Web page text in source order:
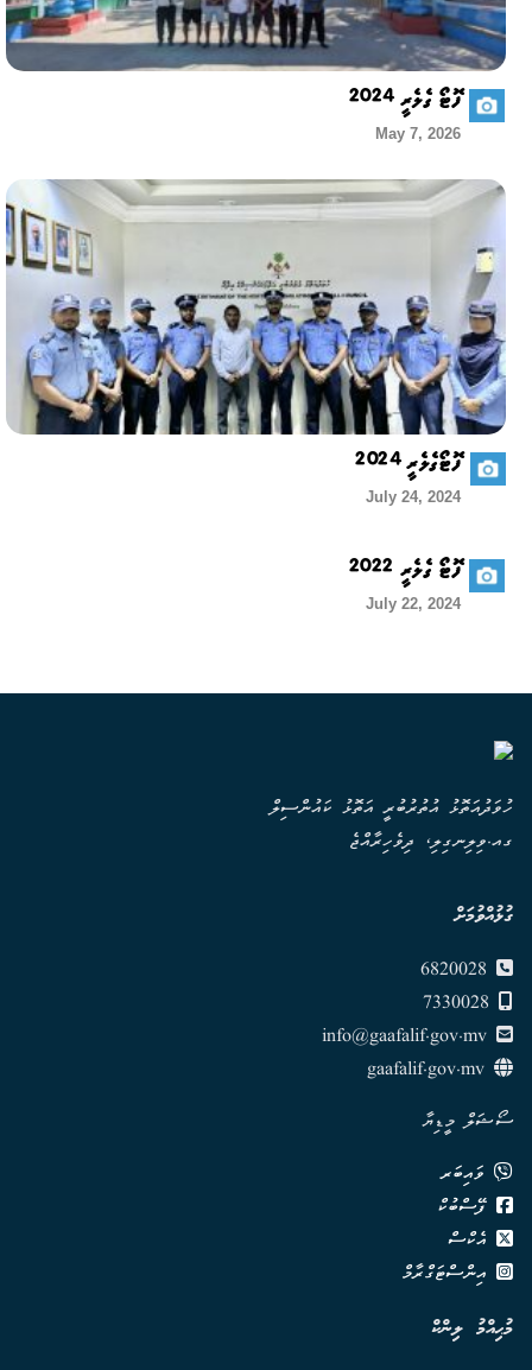
ފޮޓޯ ގެލެރީ 2024
May 7, 2026
ފޮޓޯގެލެރީ 2024
July 24, 2024
ފޮޓޯ ގެލެރީ 2022
July 22, 2024
ހުވަދުއަތޮޅު އުތުރުބުރީ އަތޮޅު ކައުންސިލް
ގއ.ވިލިނގިލި، ދިވެހިރާއްޖެ
ގުޅުއްވުމަށް
info@gaafalif.gov.mv
ސޯޝަލް މީޑިޔާ
ވައިބަރ
ފޭސްބުކް
އެކްސް
އިންސްޓަގްރާމް
މުޙިއްމު ލިންކް